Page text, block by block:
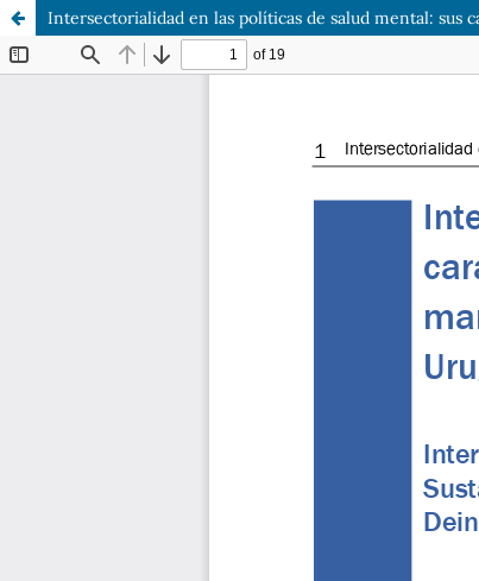
Intersectorialidad en las políticas de salud mental: sus